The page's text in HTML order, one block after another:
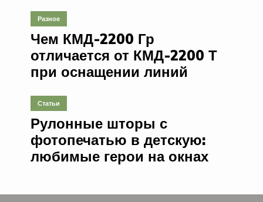
Разное
Чем КМД-2200 Гр
отличается от КМД-2200 Т
при оснащении линий
Статьи
Рулонные шторы с
фотопечатью в детскую:
любимые герои на окнах